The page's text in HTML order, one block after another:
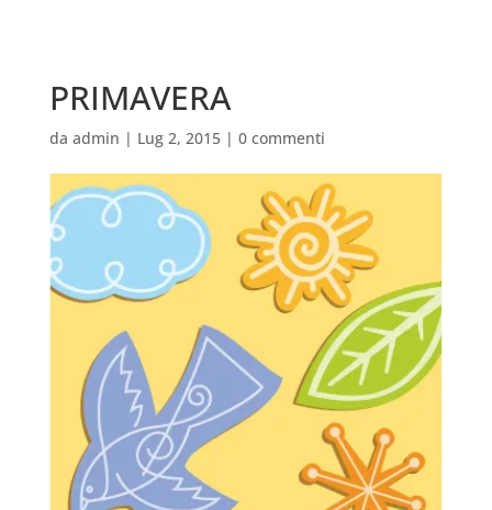
PRIMAVERA
da admin | Lug 2, 2015| 0 commenti